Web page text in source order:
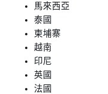
馬來西亞
泰國
柬埔寨
越南
印尼
英國
法國